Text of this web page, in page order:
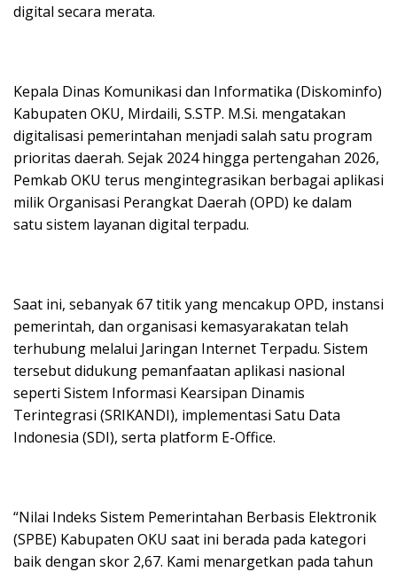
digital secara merata.
Kepala Dinas Komunikasi dan Informatika (Diskominfo)
Kabupaten OKU, Mirdaili, S.STP. M.Si. mengatakan
digitalisasi pemerintahan menjadi salah satu program
prioritas daerah. Sejak 2024 hingga pertengahan 2026,
Pemkab OKU terus mengintegrasikan berbagai aplikasi
milik Organisasi Perangkat Daerah (OPD) ke dalam
satu sistem layanan digital terpadu.
Saat ini, sebanyak 67 titik yang mencakup OPD, instansi
pemerintah, dan organisasi kemasyarakatan telah
terhubung melalui Jaringan Internet Terpadu. Sistem
tersebut didukung pemanfaatan aplikasi nasional
seperti Sistem Informasi Kearsipan Dinamis
Terintegrasi (SRIKANDI), implementasi Satu Data
Indonesia (SDI), serta platform E-Office.
“Nilai Indeks Sistem Pemerintahan Berbasis Elektronik
(SPBE) Kabupaten OKU saat ini berada pada kategori
baik dengan skor 2,67. Kami menargetkan pada tahun